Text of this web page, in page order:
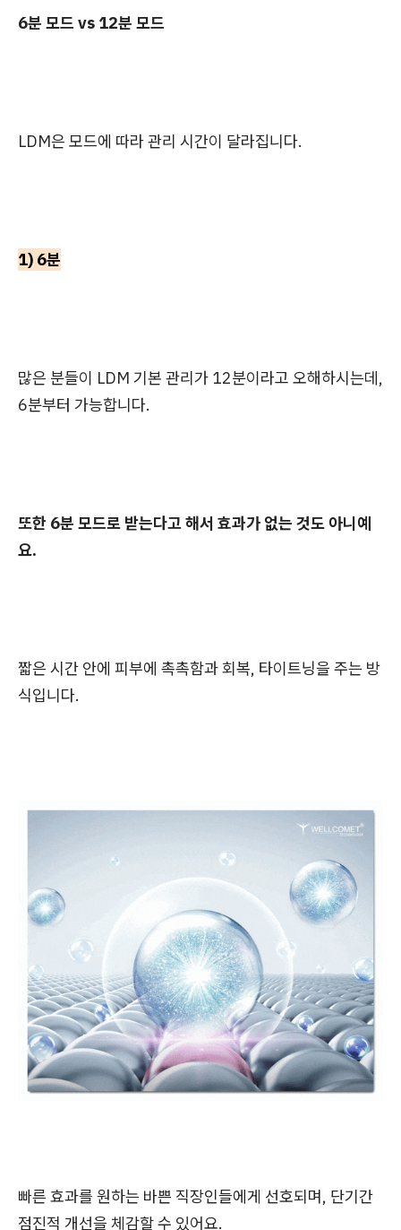
6분 모드 vs 12분 모드
LDM은 모드에 따라 관리 시간이 달라집니다.
1) 6분
많은 분들이 LDM 기본 관리가 12분이라고 오해하시는데,
6분부터 가능합니다.
또한 6분 모드로 받는다고 해서 효과가 없는 것도 아니예
요.
짧은 시간 안에 피부에 촉촉함과 회복, 타이트닝을 주는 방
식입니다.
빠른 효과를 원하는 바쁜 직장인들에게 선호되며, 단기간
점진적 개선을 체감할 수 있어요.